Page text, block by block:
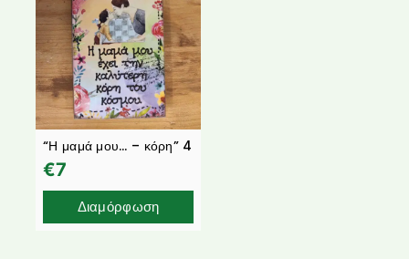
“Η μαμά μου… – κόρη” 4
€7
Διαμόρφωση